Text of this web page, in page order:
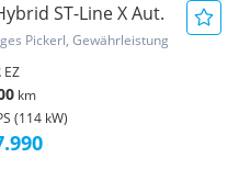
ST-Line X Aut.
Pickerl, Gewährleistung
EZ
km
(114 kW)